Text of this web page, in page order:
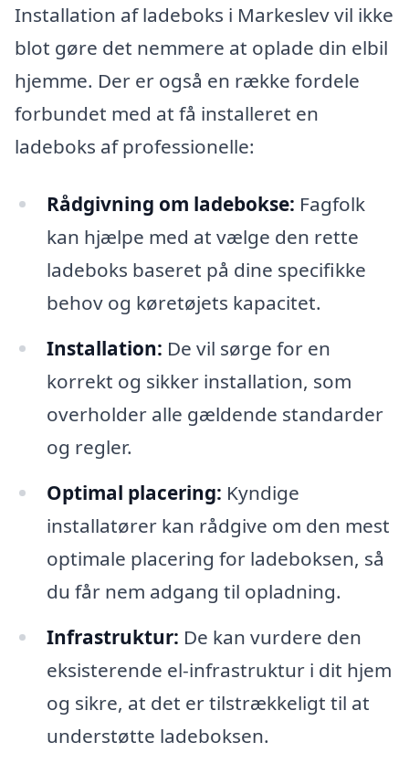
Installation af ladeboks i Markeslev vil ikke
blot gøre det nemmere at oplade din elbil
hjemme. Der er også en række fordele
forbundet med at få installeret en
ladeboks af professionelle:
Rådgivning om ladebokse: Fagfolk
kan hjælpe med at vælge den rette
ladeboks baseret på dine specifikke
behov og køretøjets kapacitet.
Installation: De vil sørge for en
korrekt og sikker installation, som
overholder alle gældende standarder
og regler.
Optimal placering: Kyndige
installatører kan rådgive om den mest
optimale placering for ladeboksen, så
du får nem adgang til opladning.
Infrastruktur: De kan vurdere den
eksisterende el-infrastruktur i dit hjem
og sikre, at det er tilstrækkeligt til at
understøtte ladeboksen.